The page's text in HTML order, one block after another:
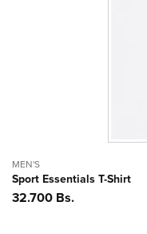
MEN'S
Sport Essentials T-Shirt
Precio
32.700 Bs.